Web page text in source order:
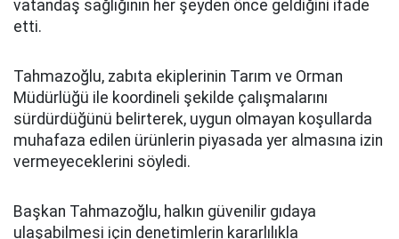
vatandaş sağlığının her şeyden önce geldiğini ifade
etti.
Tahmazoğlu, zabıta ekiplerinin Tarım ve Orman
Müdürlüğü ile koordineli şekilde çalışmalarını
sürdürdüğünü belirterek, uygun olmayan koşullarda
muhafaza edilen ürünlerin piyasada yer almasına izin
vermeyeceklerini söyledi.
Başkan Tahmazoğlu, halkın güvenilir gıdaya
ulaşabilmesi için denetimlerin kararlılıkla